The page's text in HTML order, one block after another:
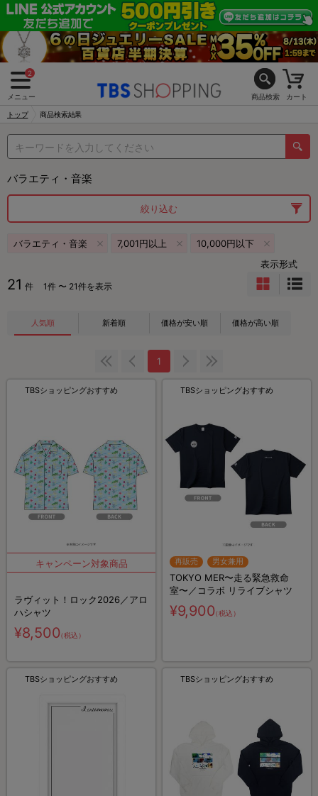
2
メニュー 商品検索 カート
トップ 商品検索結果
バラエティ・音楽
絞り込む
バラエティ・音楽 7,001円以上 10,000円以下
21 件 1件 〜 21件を表示
表示形式
人気順 新着順 価格が安い順 価格が高い順
1
TBSショッピングおすすめ
ラヴィット！ロック2026／アロ
ハシャツ
¥8,500（税込）
TBSショッピングおすすめ
再販売 男女兼用
TOKYO MER〜走る緊急救命
室〜／コラボ リライブシャツ
¥9,900（税込）
TBSショッピングおすすめ TBSショッピングおすすめ